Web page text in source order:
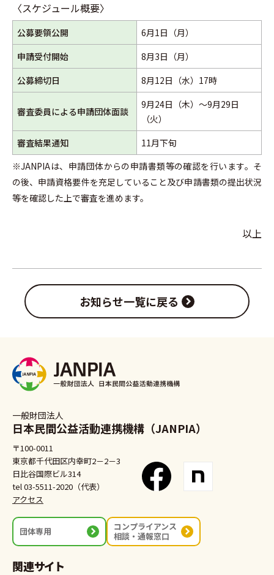
〈スケジュール概要〉
公募要領公開
6月1日（月）
申請受付開始
8月3日（月）
公募締切日
8月12日（水）17時
審査委員による申請団体面談
9月24日（木）～9月29日
（火）
審査結果通知
11月下旬
※JANPIAは、申請団体からの申請書類等の確認を行います。そ
の後、申請資格要件を充足していること及び申請書類の提出状況
等を確認した上で審査を進めます。
以上
お知らせ一覧に戻る
一般財団法人
日本民間公益活動連携機構（JANPIA）
〒100-0011
東京都千代田区内幸町2－2－3
日比谷国際ビル314
tel 03-5511-2020（代表）
アクセス
団体専用
コンプライアンス
相談・通報窓口
関連サイト